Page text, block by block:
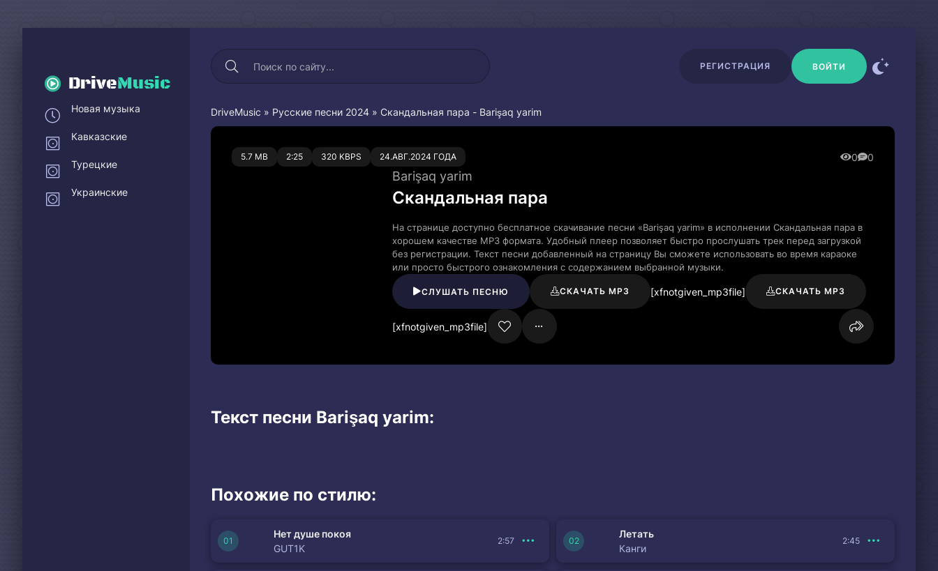
DriveMusic
РЕГИСТРАЦИЯ ВОЙТИ
DriveMusic » Русские песни 2024 » Скандальная пара - Barişaq yarim
5.7 MB 2:25 320 KBPS 24.АВГ.2024 ГОДА 0 0
0 0
Barişaq yarim
Скандальная пара
На странице доступно бесплатное скачивание песни «Barişaq yarim» в исполнении Скандальная пара в
хорошем качестве MP3 формата. Удобный плеер позволяет быстро прослушать трек перед загрузкой
без регистрации. Текст песни добавленный на страницу Вы сможете использовать во время караоке
или просто быстрого ознакомления с содержанием выбранной музыки.
СЛУШАТЬ ПЕСНЮ СКАЧАТЬ MP3 [xfnotgiven_mp3file] СКАЧАТЬ MP3
[xfnotgiven_mp3file]
Текст песни Barişaq yarim:
Похожие по стилю:
Нет душе покоя
GUT1K
2:57
Летать
Канги
2:45
Новая музыка
Кавказские
Турецкие
Украинские